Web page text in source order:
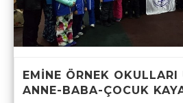
EMİNE ÖRNEK OKULLARI
ANNE-BABA-ÇOCUK